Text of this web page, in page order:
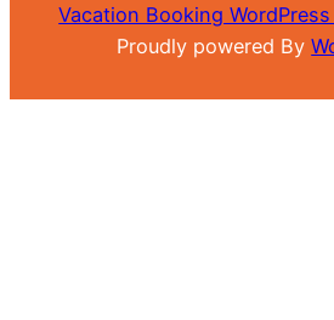
Vacation Booking
Proudly powered By